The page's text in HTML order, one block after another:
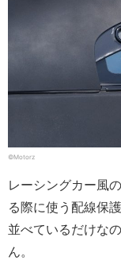
©Motorz
レーシングカー風
る際に使う配線保
並べているだけな
ん。